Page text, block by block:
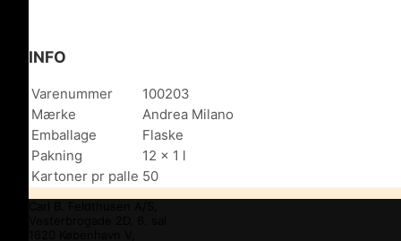
INFO
Varenummer
100203
Mærke
Andrea Milano
Emballage
Flaske
Pakning
12 x 1 l
Kartoner pr palle 50